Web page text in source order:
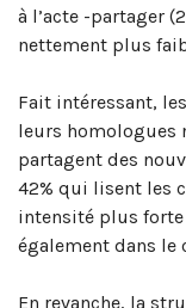
à l’acte -partager
nettement plus
Fait intéressant,
leurs homologues
partagent des
42% qui lisent les
intensité plus forte
également dans le
En revanche, la